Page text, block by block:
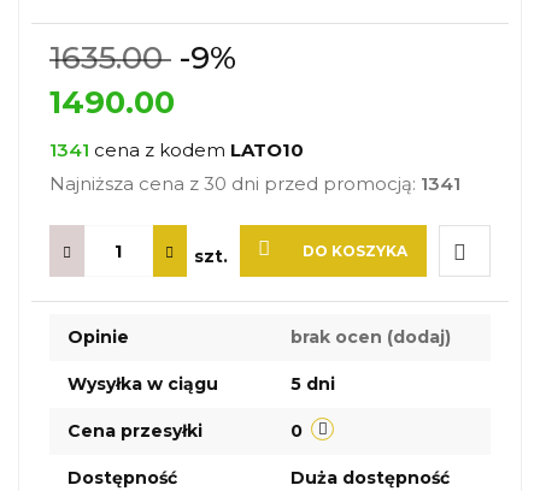
1635.00 -9%
1490.00
1341 cena z kodem LATO10
Najniższa cena z 30 dni przed promocją: 1341
szt. DO KOSZYKA
Do
Opinie brak ocen (dodaj)
Wysyłka w ciągu 5 dni
Cena przesyłki 0
Dostępność Duża dostępność